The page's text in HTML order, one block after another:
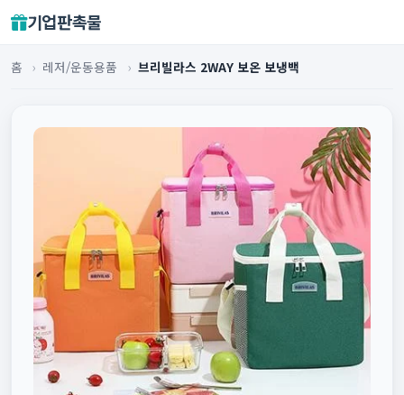
기업판촉물
홈 › 레저/운동용품 › 브리빌라스 2WAY 보온 보냉백